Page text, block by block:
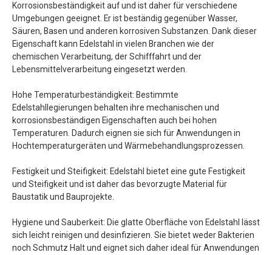
Korrosionsbeständigkeit auf und ist daher für verschiedene
Umgebungen geeignet. Er ist beständig gegenüber Wasser,
Säuren, Basen und anderen korrosiven Substanzen. Dank dieser
Eigenschaft kann Edelstahl in vielen Branchen wie der
chemischen Verarbeitung, der Schifffahrt und der
Lebensmittelverarbeitung eingesetzt werden.
Hohe Temperaturbeständigkeit: Bestimmte
Edelstahllegierungen behalten ihre mechanischen und
korrosionsbeständigen Eigenschaften auch bei hohen
Temperaturen. Dadurch eignen sie sich für Anwendungen in
Hochtemperaturgeräten und Wärmebehandlungsprozessen.
Festigkeit und Steifigkeit: Edelstahl bietet eine gute Festigkeit
und Steifigkeit und ist daher das bevorzugte Material für
Baustatik und Bauprojekte.
Hygiene und Sauberkeit: Die glatte Oberfläche von Edelstahl lässt
sich leicht reinigen und desinfizieren. Sie bietet weder Bakterien
noch Schmutz Halt und eignet sich daher ideal für Anwendungen